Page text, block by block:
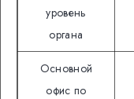
уровень
органа
Основной
офис по